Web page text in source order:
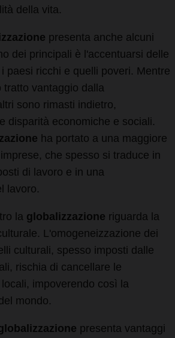
della vita.
presenta anche alcuni
dei principali è l'accentuarsi delle
paesi ricchi e quelli poveri. Mentre
tratto vantaggio dalla
sono rimasti indietro,
disparità economiche e sociali.
ha portato a una maggiore
che spesso si traduce in
di lavoro e in una
lavoro.
la globalizzazione riguarda la
L'omogeneizzazione dei
culturali, spesso imposti dalle
rischia di cancellare le
impoverendo così la
mondo.
presenta vantaggi